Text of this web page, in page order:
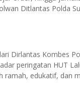
Ditlantas Polda
Dirlantas Kombes
peringatan HUT
ramah, edukatif, dan